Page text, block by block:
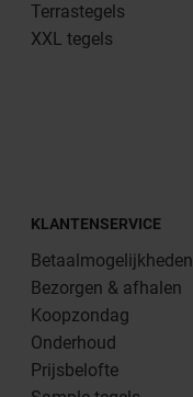
Terrastegels
XXL tegels
KLANTENSERVICE
Betaalmogelijkheden
Bezorgen & afhalen
Koopzondag
Onderhoud
Prijsbelofte